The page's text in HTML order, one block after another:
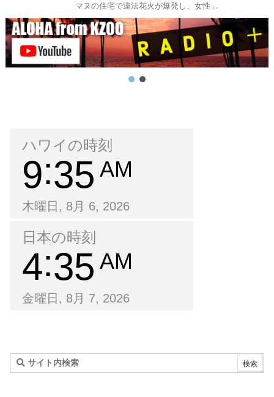
マヌの住宅で違法花火が爆発し、女性 ...
ハワイの時刻
9 35 AM
木曜日, 8月 6, 2026
日本の時刻
4 35 AM
金曜日, 8月 7, 2026